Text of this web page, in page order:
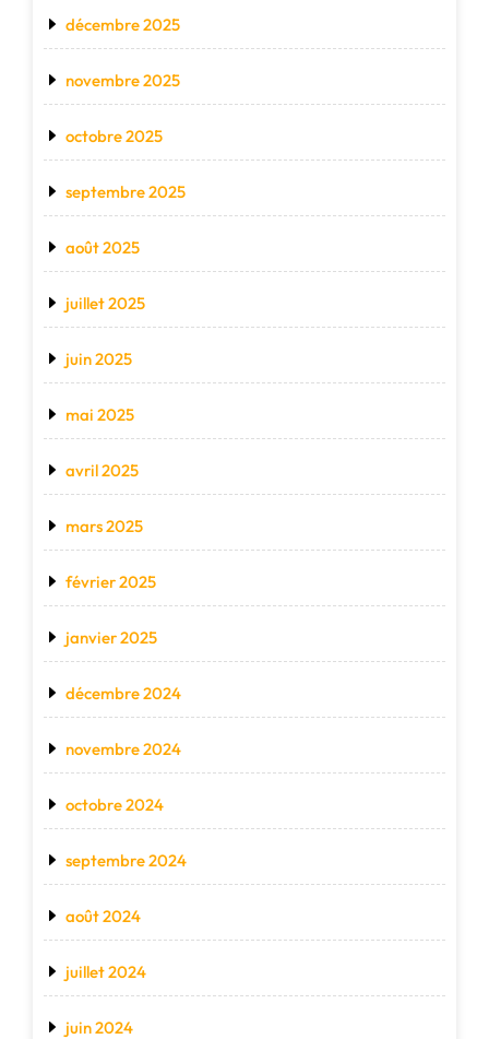
décembre 2025
novembre 2025
octobre 2025
septembre 2025
août 2025
juillet 2025
juin 2025
mai 2025
avril 2025
mars 2025
février 2025
janvier 2025
décembre 2024
novembre 2024
octobre 2024
septembre 2024
août 2024
juillet 2024
juin 2024